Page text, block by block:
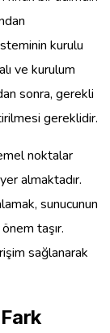
kurulu
ve kurulum
sonra, gerekli
gereklidir.
noktalar
almaktadır.
sunucunun
taşır.
sağlanarak